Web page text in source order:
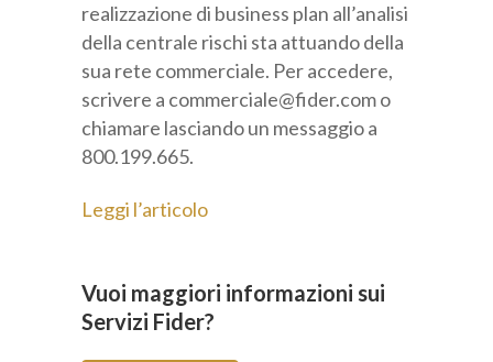
realizzazione di business plan all’analisi
della centrale rischi sta attuando della
sua rete commerciale. Per accedere,
scrivere a commerciale@fider.com o
chiamare lasciando un messaggio a
800.199.665.
Leggi l’articolo
Vuoi maggiori informazioni sui
Servizi Fider?